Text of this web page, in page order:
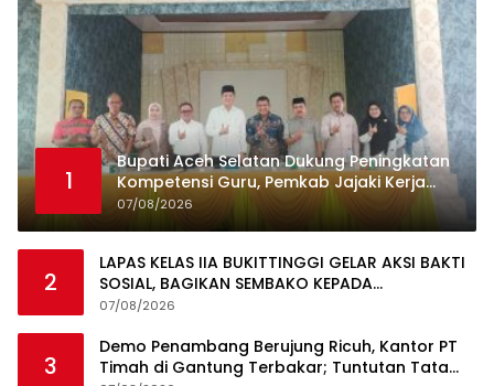
1
Bupati Aceh Selatan Dukung Peningkatan
Kompetensi Guru, Pemkab Jajaki Kerja
Sama dengan Pascasarjana USK
07/08/2026
2
LAPAS KELAS IIA BUKITTINGGI GELAR AKSI BAKTI
SOSIAL, BAGIKAN SEMBAKO KEPADA
MASYARAKAT SEKITAR
07/08/2026
3
Demo Penambang Berujung Ricuh, Kantor PT
Timah di Gantung Terbakar; Tuntutan Tata